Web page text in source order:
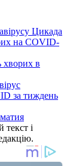
Цикада
на COVID-
хворих в
за тиждень
і